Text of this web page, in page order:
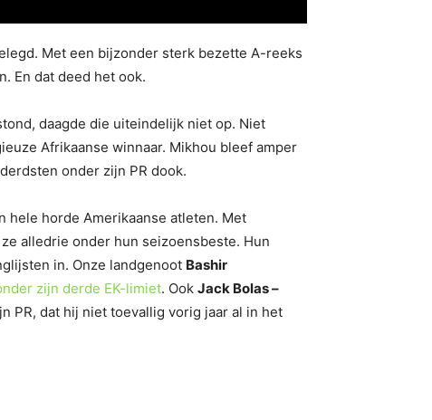
Met een bijzonder sterk bezette A-reeks
En dat deed het ook.
daagde die uiteindelijk niet op. Niet
Afrikaanse winnaar. Mikhou bleef amper
onder zijn PR dook.
hele horde Amerikaanse atleten. Met
alledrie onder hun seizoensbeste. Hun
in. Onze landgenoot Bashir
zijn derde EK-limiet. Ook Jack Bolas –
PR, dat hij niet toevallig vorig jaar al in het